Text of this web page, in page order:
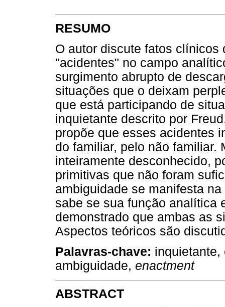
RESUMO
O autor discute fatos clínicos
"acidentes" no campo
surgimento abrupto de
situações que o deixam
que está participando de
inquietante descrito por
propõe que esses acidentes
do familiar, pelo não familiar.
inteiramente desconhecido,
primitivas que não foram
ambiguidade se manifesta
sabe se sua função analítica
demonstrado que ambas as
Aspectos teóricos são
Palavras-chave: inquietante,
ambiguidade, enactment
ABSTRACT